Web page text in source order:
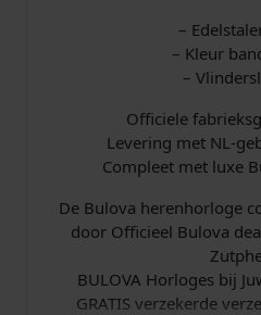
–
– Kleur
–
Officiele
Levering met NL-
Compleet met luxe
De Bulova herenhorloge
door Officieel Bulova
BULOVA Horloges bij
GRATIS verzekerde